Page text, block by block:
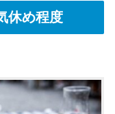
休め程度